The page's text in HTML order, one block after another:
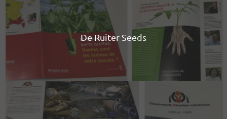
De Ruiter Seeds